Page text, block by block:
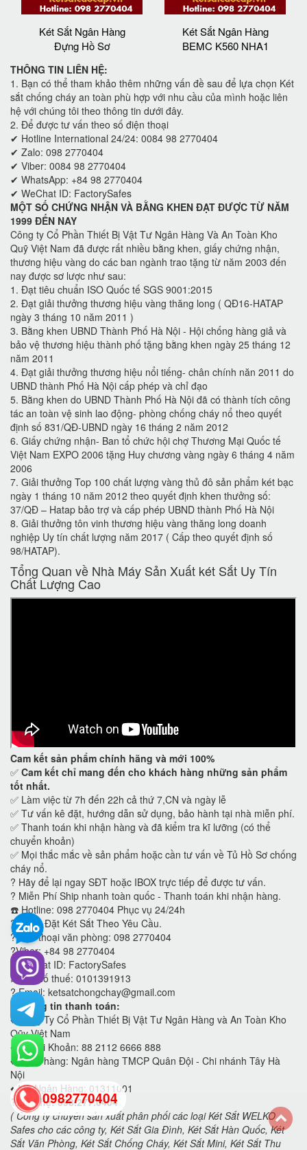
Két Sắt Ngân Hàng
Đựng Hồ Sơ
Két Sắt Ngân Hàng
BEMC K560 NHA1
THÔNG TIN LIÊN HỆ:
1. Bạn có thể tham khảo thêm những vấn đề sau để lựa chọn Két
sắt chống cháy an toàn phù hợp với nhu cầu của mình hoặc liên
hệ với chúng tôi theo thông tin dưới đây.
2. Để được tư vấn theo số điện thoại
✔ Hotline International 24/24: 0084 98 2770404
✔ Zalo: 098 2770404
✔ Viber: 0084 98 2770404
✔ WhatsApp: +84 98 2770404
✔ WeChat ID: FactorySafes
MỘT SỐ CHỨNG NHẬN VÀ BẰNG KHEN ĐẠT ĐƯỢC TỪ NĂM
1999 ĐẾN NAY
Công ty Cổ Phần Thiết Bị Vật Tư Ngân Hàng Và An Toàn Kho
Quỹ Việt Nam đã được rất nhiều bằng khen, giấy chứng nhận,
thương hiệu vàng do các ban ngành trao tặng từ năm 2003 đến
nay được sơ lược như sau:
1. Đạt tiêu chuẩn ISO Quốc tế SGS 9001:2015
2. Đạt giải thưởng thương hiệu vàng thăng long ( QĐ16-HATAP
ngày 3 tháng 10 năm 2011 )
3. Bằng khen UBND Thành Phố Hà Nội - Hội chống hàng giả và
bảo vệ thương hiệu thành phố tặng bằng khen ngày 25 tháng 12
năm 2011
4. Đạt giải thưởng thương hiệu nổi tiếng- chân chính năn 2011 do
UBND thành Phố Hà Nội cấp phép và chỉ đạo
5. Bằng khen do UBND Thành Phố Hà Nội đã có thành tích công
tác an toàn vệ sinh lao động- phòng chống cháy nổ theo quyết
định số 831/QĐ-UBND ngày 16 tháng 2 năm 2012
6. Giấy chứng nhận- Ban tổ chức hội chợ Thương Mại Quốc tế
Việt Nam EXPO 2006 tặng Huy chương vàng ngày 6 tháng 4 năm
2006
7. Giải thưởng Top 100 chất lượng vàng thủ đô sản phẩm két bạc
ngày 1 tháng 10 năm 2012 theo quyết định khen thưởng số:
37/QĐ – Hatap bảo trợ và cấp phép UBND thành Phố Hà Nội
8. Giải thưởng tôn vinh thương hiệu vàng thăng long doanh
nghiệp Uy tín chất lượng năm 2017 ( Cấp theo quyết định số
98/HATAP).
Tổng Quan về Nhà Máy Sản Xuất két Sắt Uy Tín
Chất Lượng Cao
Cam kết sản phẩm chính hãng và mới 100%
✅ Cam kết chỉ mang đến cho khách hàng những sản phẩm
tốt nhất.
✅ Làm việc từ 7h đến 22h cả thứ 7,CN và ngày lễ
✅ Tư vấn kê đặt, hướng dẫn sử dụng, bảo hành tại nhà miễn phí.
✅ Thanh toán khi nhận hàng và đã kiểm tra kĩ lưỡng (có thể
chuyển khoản)
✅ Mọi thắc mắc về sản phẩm hoặc cần tư vấn về Tủ Hồ Sơ chống
cháy nổ.
? Hãy để lại ngay SĐT hoặc IBOX trực tiếp để được tư vấn.
? Miễn Phí Ship nhanh toàn quốc - Thanh toán khi nhận hàng.
☎️ Hotline: 098 2770404 Phục vụ 24/24h
?Nhận Đặt Két Sắt Theo Yêu Cầu.
?Điện thoại văn phòng: 098 2770404
?Viber: +84 98 2770404
?WeChat ID: FactorySafes
✍️Mã số thuế: 0101391913
? Email: ketsatchongchay@gmail.com
?Thông tin thanh toán:
♦️
Công Ty Cổ Phần Thiết Bị Vật Tư Ngân Hàng và An Toàn Kho
Qũy Việt Nam
♦️ Số Tài Khoản: 88 2112 6666 888
♦️ Ngân hàng: Ngân hàng TMCP Quân Đội - Chi nhánh Tây Hà
Nội
♦️Mã Ngân Hàng: 01311001
?Liên hệ: 098.277.0404
( Công ty chuyên sản xuất phân phối các loại Két Sắt WELKO
Safes cho các công ty, Két Sắt Gia Đình, Két Sắt Hàn Quốc, Két
Sắt Văn Phòng, Két Sắt Chống Cháy, Két Sắt Mini, Két Sắt Thu
0982770404
back